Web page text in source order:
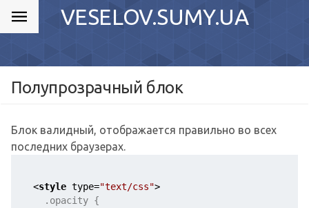
VESELOV.SUMY.UA
Полупрозрачный блок
Блок валидный, отображается правильно во всех
последних браузерах.
<style type="text/css">
.opacity {